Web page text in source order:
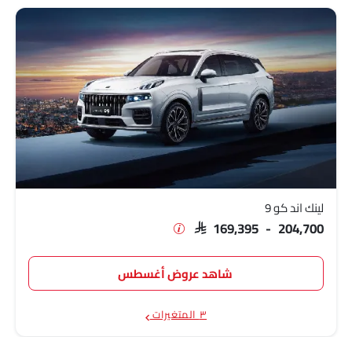
لينك اند كو 9
SAR 169,395 - 204,700
شاهد عروض أغسطس
٣ المتغيرات